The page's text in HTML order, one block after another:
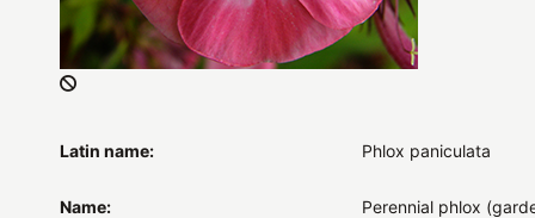
Latin name: Phlox paniculata
Name: Perennial phlox